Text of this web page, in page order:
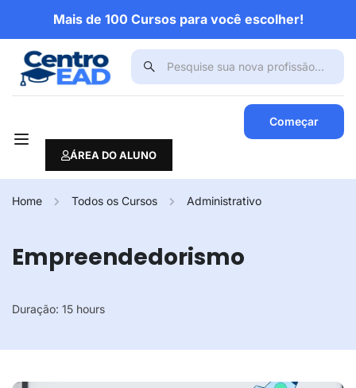
Mais de 100 Cursos para você escolher!
Começar
ÁREA DO ALUNO
Home Todos os Cursos Administrativo
Empreendedorismo
Duração: 15 hours